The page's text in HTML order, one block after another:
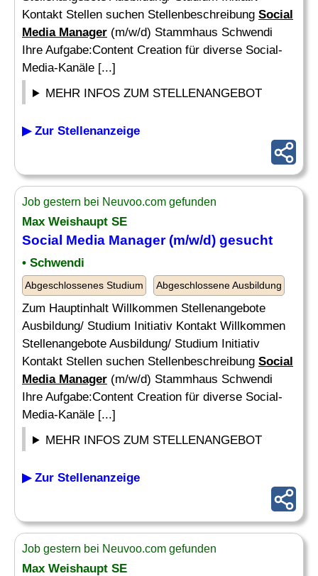
Kontakt Stellen suchen Stellenbeschreibung Social
Media Manager (m/w/d) Stammhaus Schwendi
Ihre Aufgabe:Content Creation für diverse Social-
Media-Kanäle [...]
MEHR INFOS ZUM STELLENANGEBOT
▶ Zur Stellenanzeige
Job gestern bei Neuvoo.com gefunden
Max Weishaupt SE
Social Media Manager(m/w/d) gesucht
• Schwendi
Abgeschlossenes Studium Abgeschlossene Ausbildung
Zum Hauptinhalt Willkommen Stellenangebote
Ausbildung/ Studium Initiativ Kontakt Willkommen
Stellenangebote Ausbildung/ Studium Initiativ
Kontakt Stellen suchen Stellenbeschreibung Social
Media Manager (m/w/d) Stammhaus Schwendi
Ihre Aufgabe:Content Creation für diverse Social-
Media-Kanäle [...]
MEHR INFOS ZUM STELLENANGEBOT
▶ Zur Stellenanzeige
Job gestern bei Neuvoo.com gefunden
Max Weishaupt SE